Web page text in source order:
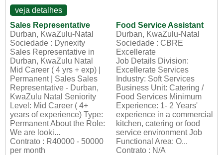
veja detalhes
Sales Representative
Durban, KwaZulu-Natal
Sociedade : Dynexity
Sales Representative in
Durban, KwaZulu Natal
Mid Career ( 4 yrs + exp) |
Permanent | Sales Sales
Representative - Durban,
KwaZulu Natal Seniority
Level: Mid Career ( 4+
years of experience) Type:
Permanent About the Role:
We are looki...
Contrato : R40000 - 50000
per month
Food Service Assistant
Durban, KwaZulu-Natal
Sociedade : CBRE
Excellerate
Job Details Division:
Excellerate Services
Industry: Soft Services
Business Unit: Catering /
Food Services Minimum
Experience: 1- 2 Years'
experience in a commercial
kitchen, catering or food
service environment Job
Functional Area: O...
Contrato : N/A